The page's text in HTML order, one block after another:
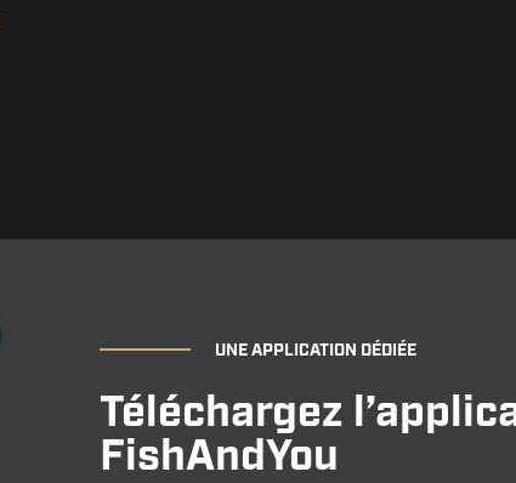
UNE APPLICATION DÉDIÉE
Téléchargez
FishAndYou